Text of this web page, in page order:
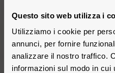
Questo sito web utilizza i
Utilizziamo i cookie per
annunci, per fornire
analizzare il nostro traffico.
informazioni sul modo in